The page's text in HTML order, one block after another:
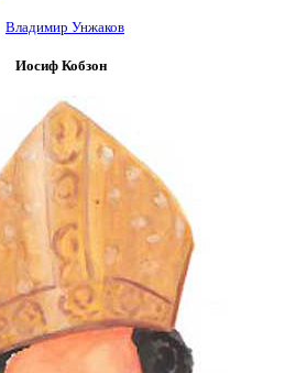
Владимир Унжаков
Иосиф Кобзон